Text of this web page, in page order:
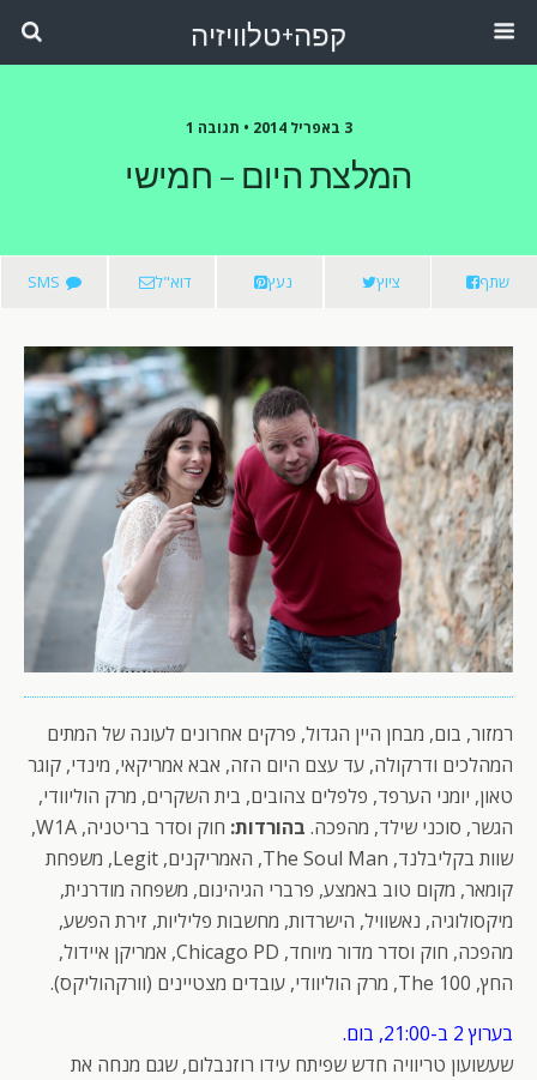
קפה+טלוויזיה
3 באפריל 2014 • תגובה 1
המלצת היום – חמישי
שתף ציוץ נעץ דוא"ל SMS
רמזור, בום, מבחן היין הגדול, פרקים אחרונים לעונה של המתים
המהלכים ודרקולה, עד עצם היום הזה, אבא אמריקאי, מינדי, קוגר
טאון, יומני הערפד, פלפלים צהובים, בית השקרים, מרק הוליוודי,
הגשר, סוכני שילד, מהפכה. בהורדות:
חוק וסדר בריטניה, W1A,
שוות בקליבלנד, The Soul Man, האמריקנים, Legit, משפחת
קומאר, מקום טוב באמצע, פרברי הגיהינום, משפחה מודרנית,
מיקסולוגיה, נאשוויל, הישרדות, מחשבות פליליות, זירת הפשע,
מהפכה, חוק וסדר מדור מיוחד, Chicago PD, אמריקן איידול,
החץ, The 100, מרק הוליוודי, עובדים מצטיינים (וורקהוליקס).
בערוץ 2 ב-21:00, בום.
שעשועון טריוויה חדש שפיתח עידו רוזנבלום, שגם מנחה את